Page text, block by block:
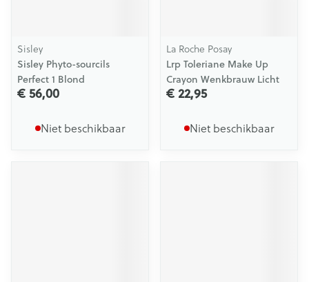
Sisley
Sisley Phyto-sourcils
Perfect 1 Blond
€ 56,00
Niet beschikbaar
La Roche Posay
Lrp Toleriane Make Up
Crayon Wenkbrauw Licht
€ 22,95
Niet beschikbaar